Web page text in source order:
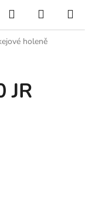
Hledat
KOŠÍK
holeně
JR